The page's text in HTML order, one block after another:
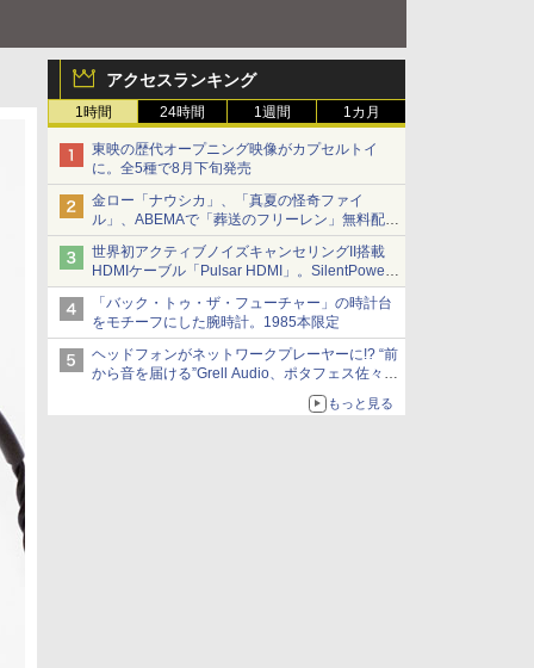
アクセスランキング
1時間 24時間 1週間 1カ月
東映の歴代オープニング映像がカプセルトイ
に。全5種で8月下旬発売
金ロー「ナウシカ」、「真夏の怪奇ファイ
ル」、ABEMAで「葬送のフリーレン」無料配信
など。夏の特番・配信情報
世界初アクティブノイズキャンセリングII搭載
HDMIケーブル「Pulsar HDMI」。SilentPower
から
「バック・トゥ・ザ・フューチャー」の時計台
をモチーフにした腕時計。1985本限定
ヘッドフォンがネットワークプレーヤーに!? “前
から音を届ける”Grell Audio、ポタフェス佐々木
もっと見る